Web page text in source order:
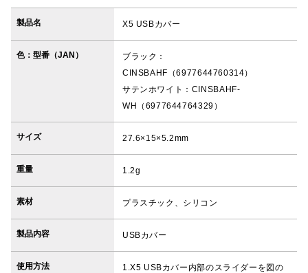
製品名 X5 USBカバー
色：型番（JAN）
ブラック：
CINSBAHF（6977644760314）
サテンホワイト：CINSBAHF-
WH（6977644764329）
サイズ 27.6×15×5.2mm
重量 1.2g
素材 プラスチック、シリコン
製品内容 USBカバー
使用方法
1.X5 USBカバー内部のスライダーを図の